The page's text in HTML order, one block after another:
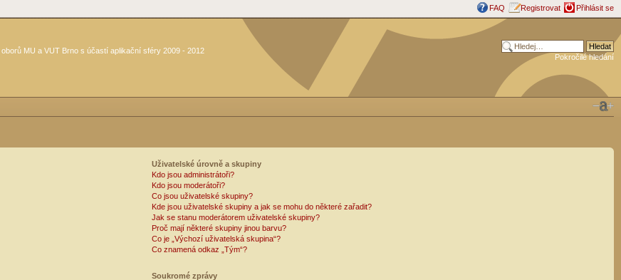
FAQ Registrovat Přihlásit se
MU a VUT Brno s účastí aplikační sféry 2009 - 2012
Pokročilé hledání
Uživatelské úrovně a skupiny
Kdo jsou administrátoři?
Kdo jsou moderátoři?
Co jsou uživatelské skupiny?
Kde jsou uživatelské skupiny a jak se mohu do některé zařadit?
Jak se stanu moderátorem uživatelské skupiny?
Proč mají některé skupiny jinou barvu?
Co je „Výchozí uživatelská skupina“?
Co znamená odkaz „Tým“?
Soukromé zprávy